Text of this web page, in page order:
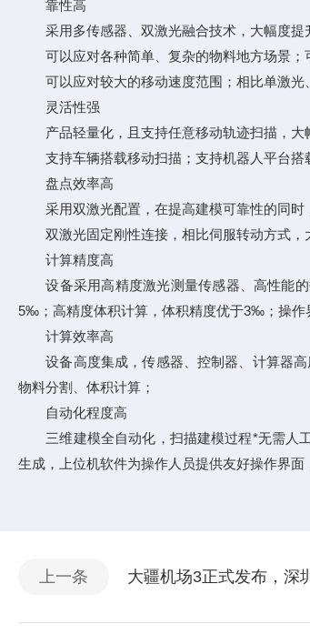
靠性高
采用多传感器、双激光融合技术，大幅度提
可以应对各种简单、复杂的物料地方场景；
可以应对较大的移动速度范围；相比单激光
灵活性强
产品轻量化，且支持任意移动轨迹扫描，大
支持车辆搭载移动扫描；支持机器人平台搭
盘点效率高
采用双激光配置，在提高建模可靠性的同时
双激光固定刚性连接，相比伺服转动方式，
计算精度高
设备采用高精度激光测量传感器、高性能的
5‰；高精度体积计算，体积精度优于3‰；操作
计算效率高
设备高度集成，传感器、控制器、计算器高
物料分割、体积计算；
自动化程度高
三维建模全自动化，扫描建模过程*无需人工
生成，上位机软件为操作人员提供友好操作界面
上一条 大疆机场3正式发布，深